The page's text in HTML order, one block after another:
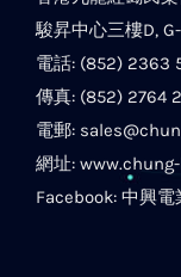
駿昇中心三樓D,
電話: (852) 2363
傳真: (852) 2764
電郵:
網址:
Facebook: 中興電